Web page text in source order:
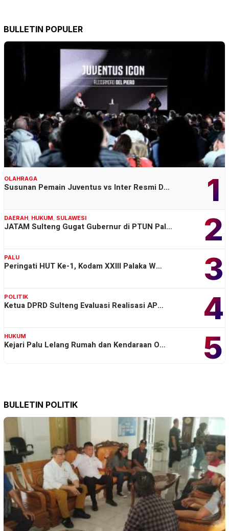
BULLETIN POPULER
1
OLAHRAGA
Susunan Pemain Juventus vs Inter Resmi D…
2
DAERAH, HUKUM, SULAWESI
JATAM Sulteng Gugat Gubernur di PTUN Pal…
3
PALU
Peringati HUT Ke-1, Kodam XXIII Palaka W…
4
POLITIK
Ketua DPRD Sulteng Evaluasi Realisasi AP…
5
HUKUM
Kejari Palu Lelang Rumah dan Kendaraan O…
BULLETIN POLITIK